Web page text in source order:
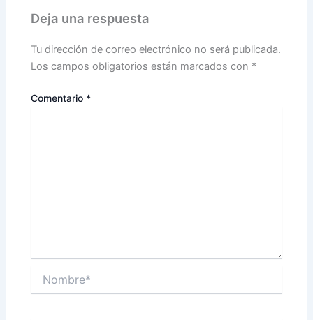
Deja una respuesta
Tu dirección de correo electrónico no será publicada.
Los campos obligatorios están marcados con *
Comentario *